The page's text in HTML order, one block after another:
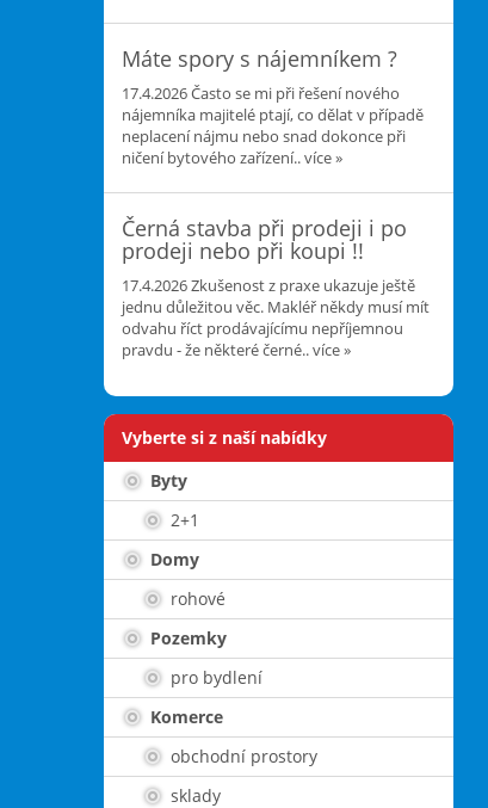
Máte spory s nájemníkem ?
17.4.2026Často se mi při řešení nového
nájemníka majitelé ptají, co dělat v případě
neplacení nájmu nebo snad dokonce při
ničení bytového zařízení..více »
Černá stavba při prodeji i po
prodeji nebo při koupi !!
17.4.2026Zkušenost z praxe ukazuje ještě
jednu důležitou věc. Makléř někdy musí mít
odvahu říct prodávajícímu nepříjemnou
pravdu - že některé černé..více »
Vyberte si z naší nabídky
Byty
2+1
Domy
rohové
Pozemky
pro bydlení
Komerce
obchodní prostory
sklady